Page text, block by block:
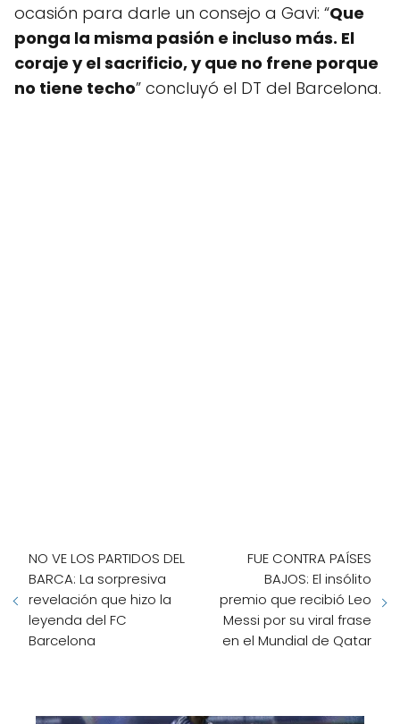
ocasión para darle un consejo a Gavi: “Que
ponga la misma pasión e incluso más. El
coraje y el sacrificio, y que no frene porque
no tiene techo” concluyó el DT del Barcelona.
NO VE LOS PARTIDOS DEL
BARCA: La sorpresiva
revelación que hizo la
leyenda del FC
Barcelona
FUE CONTRA PAÍSES
BAJOS: El insólito
premio que recibió Leo
Messi por su viral frase
en el Mundial de Qatar